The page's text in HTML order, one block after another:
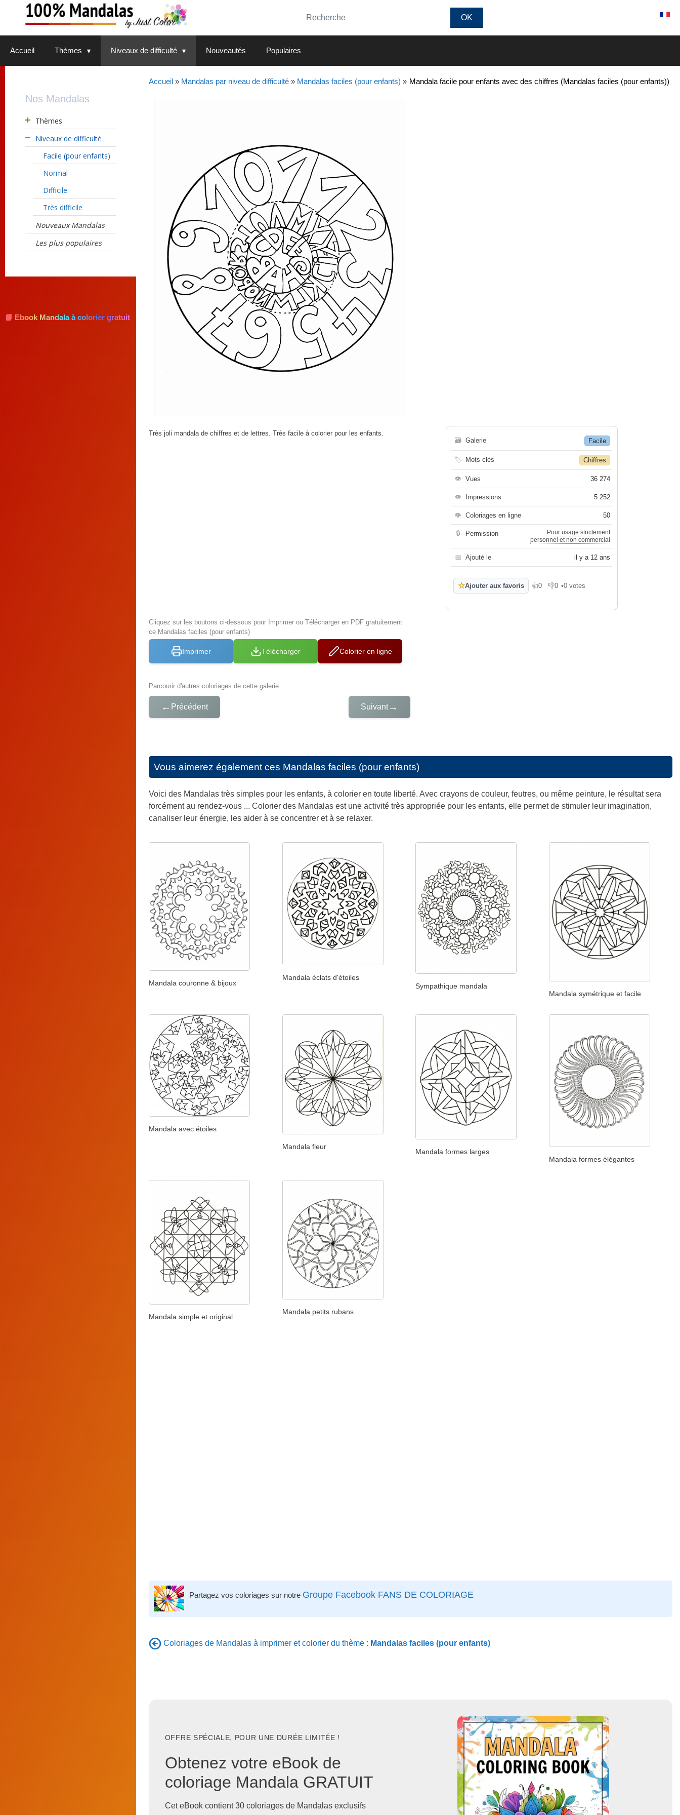
Accueil Thèmes Niveaux de difficulté Nouveautés Populaires
Accueil» Mandalas par niveau de difficulté» Mandalas faciles (pour enfants) » Mandala facile pour enfants avec des chiffres (Mandalas faciles (pour enfants))
Très joli mandala de chiffres et de lettres. Très facile à colorier pour les enfants.
Cliquez sur les boutons ci-dessous pour Imprimer ou Télécharger en PDF gratuitement
ce Mandalas faciles (pour enfants)
Imprimer Télécharger Colorier en ligne
Parcourir d'autres coloriages de cette galerie
← Précédent Suivant→
🗃 Galerie Facile
🏷 Mots clés Chiffres
👁 Vues 36 274
👁 Impressions 5 252
👁 Coloriages en ligne 50
🔒 Permission
Pour usage strictement
personnel et non commercial
📅 Ajouté le il y a 12 ans
☆Ajouter aux favoris 👍0
J'aime 👎0
Je n'aime pas
•0 votes
Vous aimerez également ces Mandalas faciles (pour enfants)
Voici des Mandalas très simples pour les enfants, à colorier en toute liberté. Avec crayons de couleur, feutres, ou même peinture, le résultat sera
forcément au rendez-vous ... Colorier des Mandalas est une activité très appropriée pour les enfants, elle permet de stimuler leur imagination,
canaliser leur énergie, les aider à se concentrer et à se relaxer.
Mandala couronne & bijoux
Mandala éclats d'étoiles
Sympathique mandala
Mandala symétrique et facile
Mandala avec étoiles
Mandala fleur
Mandala formes larges
Mandala formes élégantes
Mandala simple et original
Mandala petits rubans
Partagez vos coloriages sur notre Groupe Facebook FANS DE COLORIAGE
Coloriages de Mandalas à imprimer et colorier du thème : Mandalas faciles (pour enfants)
OFFRE SPÉCIALE, POUR UNE DURÉE LIMITÉE !
Obtenez votre eBook de
coloriage Mandala GRATUIT
Cet eBook contient 30 coloriages de Mandalas exclusifs
Nos Mandalas
Thèmes
Niveaux de difficulté
Facile (pour enfants)
Normal
Difficile
Très difficile
Nouveaux Mandalas
Les plus populaires
📘 Ebook Mandala à colorier gratuit